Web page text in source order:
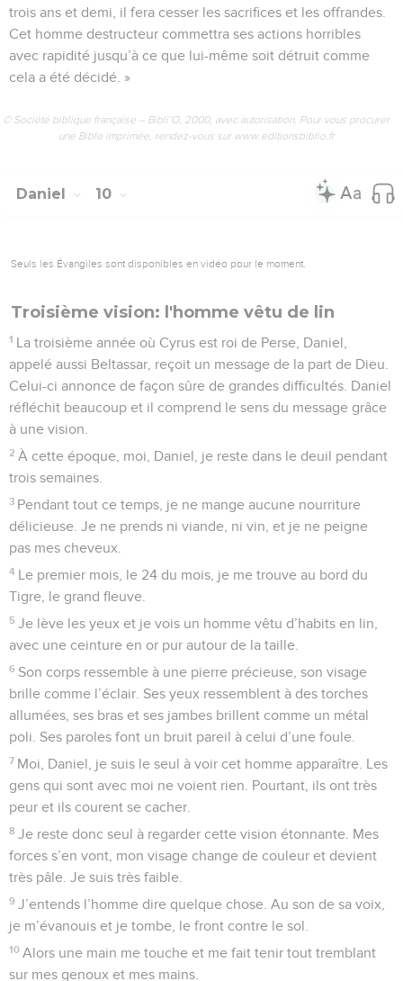
trois ans et demi, il fera cesser les sacrifices et les offrandes.
Cet homme destructeur commettra ses actions horribles
avec rapidité jusqu’à ce que lui-même soit détruit comme
cela a été décidé. »
© Société biblique française – Bibli’O, 2000, avec autorisation. Pour vous procurer
une Bible imprimée, rendez-vous sur www.editionsbiblio.fr
Daniel 10
Seuls les Évangiles sont disponibles en vidéo pour le moment.
Troisième vision: l'homme vêtu de lin
1 La troisième année où Cyrus est roi de Perse, Daniel,
appelé aussi Beltassar, reçoit un message de la part de Dieu.
Celui-ci annonce de façon sûre de grandes difficultés. Daniel
réfléchit beaucoup et il comprend le sens du message grâce
à une vision.
2 À cette époque, moi, Daniel, je reste dans le deuil pendant
trois semaines.
3 Pendant tout ce temps, je ne mange aucune nourriture
délicieuse. Je ne prends ni viande, ni vin, et je ne peigne
pas mes cheveux.
4 Le premier mois, le 24 du mois, je me trouve au bord du
Tigre, le grand fleuve.
5 Je lève les yeux et je vois un homme vêtu d’habits en lin,
avec une ceinture en or pur autour de la taille.
6 Son corps ressemble à une pierre précieuse, son visage
brille comme l’éclair. Ses yeux ressemblent à des torches
allumées, ses bras et ses jambes brillent comme un métal
poli. Ses paroles font un bruit pareil à celui d’une foule.
7 Moi, Daniel, je suis le seul à voir cet homme apparaître. Les
gens qui sont avec moi ne voient rien. Pourtant, ils ont très
peur et ils courent se cacher.
8 Je reste donc seul à regarder cette vision étonnante. Mes
forces s’en vont, mon visage change de couleur et devient
très pâle. Je suis très faible.
9 J’entends l’homme dire quelque chose. Au son de sa voix,
je m’évanouis et je tombe, le front contre le sol.
10 Alors une main me touche et me fait tenir tout tremblant
sur mes genoux et mes mains.